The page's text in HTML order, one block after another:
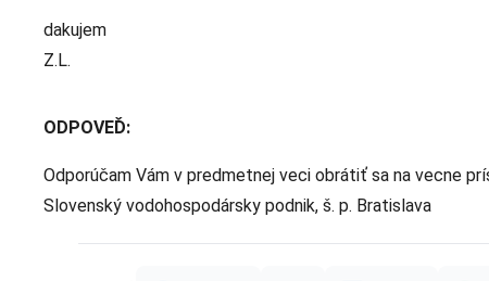
dakujem
Z.L.
ODPOVEĎ:
Odporúčam Vám v predmetnej veci obrátiť sa na vecne
Slovenský vodohospodársky podnik, š. p. Bratislava